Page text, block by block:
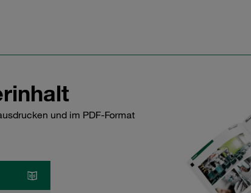
und im PDF-Format